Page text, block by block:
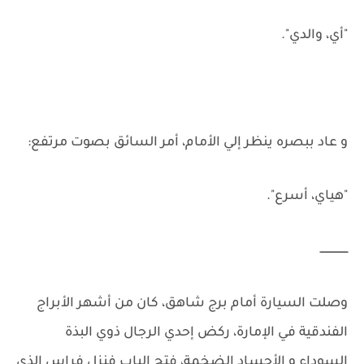
"أي، والدي".
و عاد ببصره ينظر إلي الأمام، أمر السائق بصوت مرتفع:
"هياي، أسرع".
ـــــــــــــــــ
وصلت السيارة أمام برج شاهق، كان من أشهر الأبراج
الفندقية في الإمارة، ركض إحدي الرجال ذوي البذة